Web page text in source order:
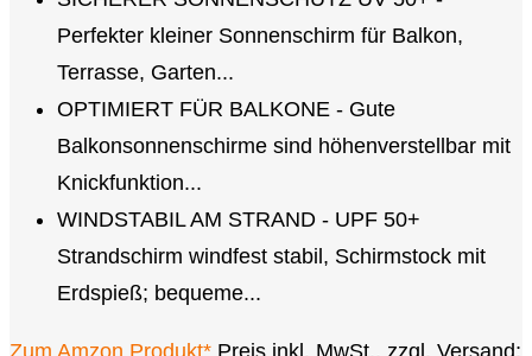
Perfekter kleiner Sonnenschirm für Balkon,
Terrasse, Garten...
OPTIMIERT FÜR BALKONE - Gute
Balkonsonnenschirme sind höhenverstellbar mit
Knickfunktion...
WINDSTABIL AM STRAND - UPF 50+
Strandschirm windfest stabil, Schirmstock mit
Erdspieß; bequeme...